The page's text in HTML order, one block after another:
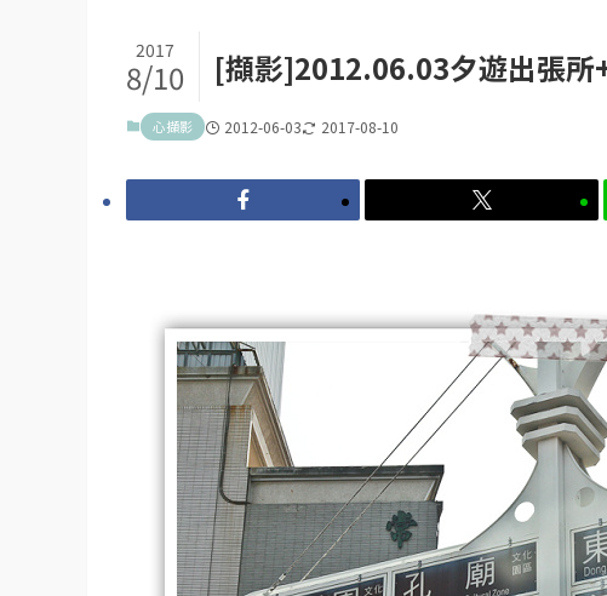
[擷影]2012.06.03夕遊出張所
2017
8/10
心擷影 2012-06-03 2017-08-10